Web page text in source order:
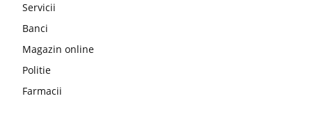
Servicii
Banci
Magazin online
Politie
Farmacii